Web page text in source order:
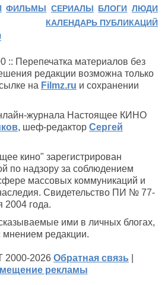
ФИЛЬМЫ СЕРИАЛЫ БЛОГИ ЛЮДИ
КАЛЕНДАРЬ ПУБЛИКАЦИЙ
:: Перепечатка материалов без
редакции возможна только
на Filmz.ru и сохранении
журнала Настоящее КИНО
, шеф-редактор Сергей
кино" зарегистрирован
по надзору за соблюдением
массовых коммуникаций и
Свидетельство ПИ № 77-
2004 года.
ими в личных блогах,
мнением редакции.
2000-2026 Обратная связь
рекламы